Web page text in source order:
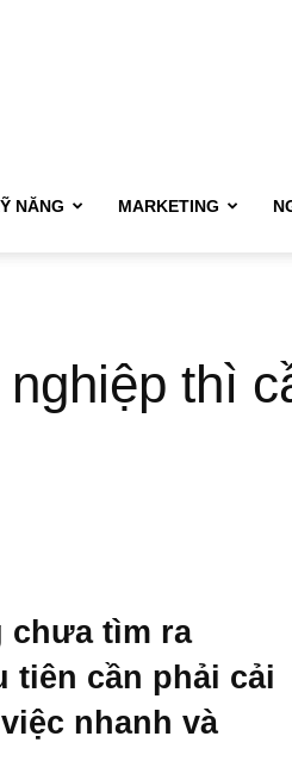
NĂNG MARKETING
thì
chưa tìm ra
tiên cần phải cải
nhanh và